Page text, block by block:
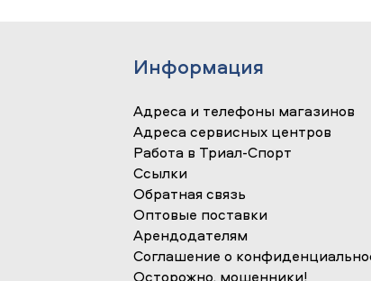
Информация
Адреса и телефоны магазинов
Адреса сервисных центров
Работа в Триал-Спорт
Ссылки
Обратная связь
Оптовые поставки
Арендодателям
Соглашение о
Осторожно, мошенники!